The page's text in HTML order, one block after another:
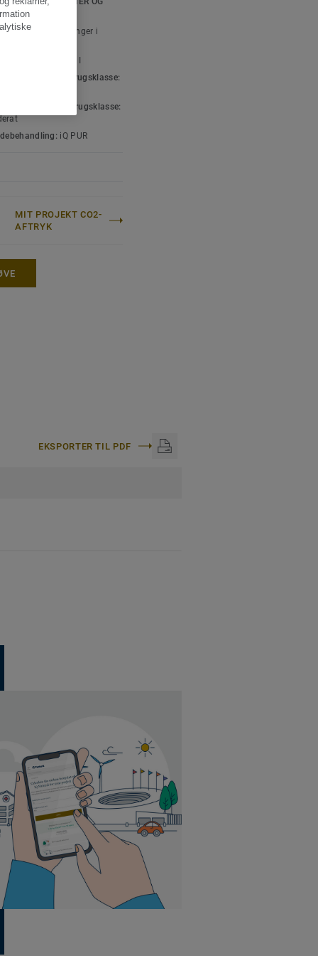
Gulvbelægninger i
Erhverv – brugsklasse:
Industri – brugsklasse:
iQ PUR
MIT PROJEKT CO2-
AFTRYK
EKSPORTER TIL PDF